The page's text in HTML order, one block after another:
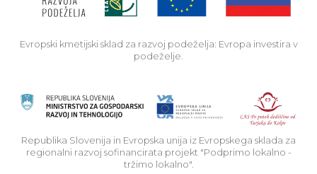
Evropski kmetijski sklad za razvoj podeželja: Evropa investira v
podeželje.
Republika Slovenija in Evropska unija iz Evropskega sklada za
regionalni razvoj sofinancirata projekt "Podprimo lokalno -
tržimo lokalno".